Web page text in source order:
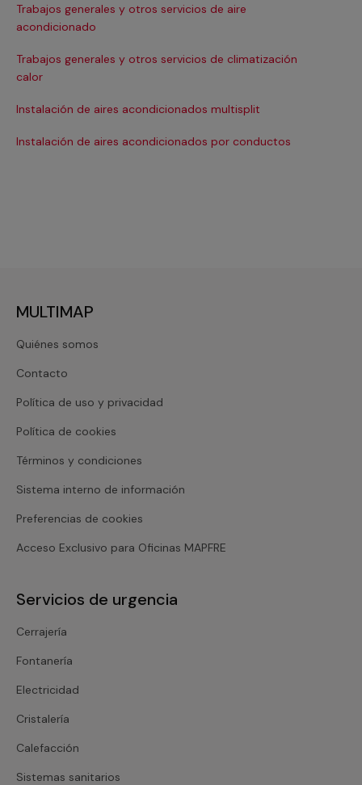
Trabajos generales y otros servicios de aire
acondicionado
Trabajos generales y otros servicios de climatización
calor
Instalación de aires acondicionados multisplit
Instalación de aires acondicionados por conductos
MULTIMAP
Quiénes somos
Contacto
Política de uso y privacidad
Política de cookies
Términos y condiciones
Sistema interno de información
Preferencias de cookies
Acceso Exclusivo para Oficinas MAPFRE
Servicios de urgencia
Cerrajería
Fontanería
Electricidad
Cristalería
Calefacción
Sistemas sanitarios